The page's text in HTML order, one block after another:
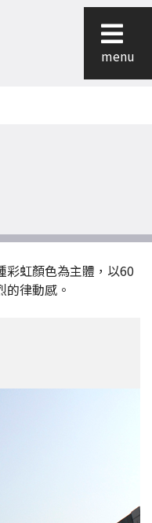
menu
彩虹顏色為主體，以60
律動感。